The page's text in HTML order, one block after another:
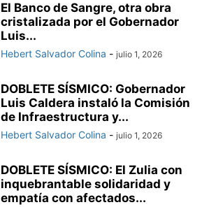
El Banco de Sangre, otra obra
cristalizada por el Gobernador
Luis...
Hebert Salvador Colina - julio 1, 2026
DOBLETE SÍSMICO: Gobernador
Luis Caldera instaló la Comisión
de Infraestructura y...
Hebert Salvador Colina - julio 1, 2026
DOBLETE SÍSMICO: El Zulia con
inquebrantable solidaridad y
empatía con afectados...